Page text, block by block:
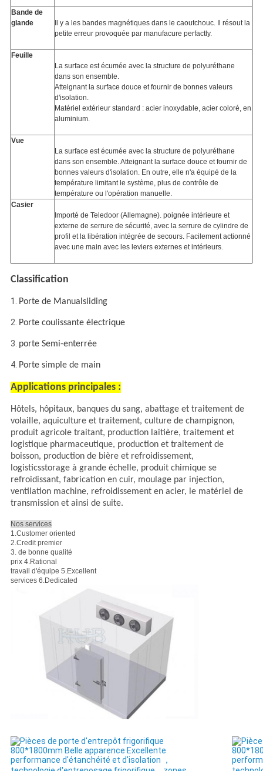
Bande de
glande
Il y a les bandes magnétiques dans le caoutchouc. Il résout la
petite erreur provoquée par manufacure perfactly.
Feuille
La surface est écumée avec la structure de polyuréthane
dans son ensemble.
Atteignant la surface douce et fournir de bonnes valeurs
d'isolation.
Matériel extérieur standard : acier inoxydable, acier coloré, en
aluminium.
Vue
La surface est écumée avec la structure de polyuréthane
dans son ensemble. Atteignant la surface douce et fournir de
bonnes valeurs d'isolation. En outre, elle n'a équipé de la
température limitant le système, plus de contrôle de
température ou l'opération manuelle.
Casier
Importé de Teledoor (Allemagne). poignée intérieure et
externe de serrure de sécurité, avec la serrure de cylindre de
profil et la libération intégrée de secours. Facilement actionné
avec une main avec les leviers externes et intérieurs.
Classification
1. Porte de Manualsliding
2. Porte coulissante électrique
3. porte Semi-enterrée
4. Porte simple de main
Applications principales :
Hôtels, hôpitaux, banques du sang, abattage et traitement de
volaille, aquiculture et traitement, culture de champignon,
produit agricole traitant, production laitière, traitement et
logistique pharmaceutique, production et traitement de
boisson, production de bière et refroidissement,
logisticsstorage à grande échelle, produit chimique se
refroidissant, fabrication en cuir, moulage par injection,
ventilation machine, refroidissement en acier, le matériel de
transmission et ainsi de suite.
Nos services
1.Customer oriented
2.Credit premier
3. de bonne qualité
prix 4.Rational
travail d'équipe 5.Excellent
services 6.Dedicated